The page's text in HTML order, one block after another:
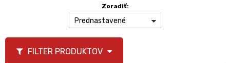
Zoradiť:
Prednastavené
FILTER PRODUKTOV